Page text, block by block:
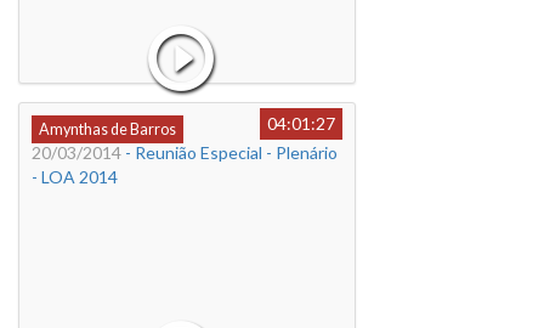
Amynthas de Barros
04:01:27
20/03/2014 - Reunião Especial - Plenário
- LOA 2014